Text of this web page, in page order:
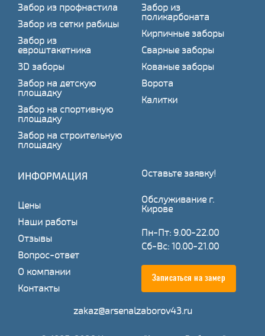
Забор из профнастила
Забор из сетки рабицы
Забор из
евроштакетника
3D заборы
Забор на детскую
площадку
Забор на спортивную
площадку
Забор на строительную
площадку
Забор из
поликарбоната
Кирпичные заборы
Сварные заборы
Кованые заборы
Ворота
Калитки
ИНФОРМАЦИЯ
Цены
Наши работы
Отзывы
Вопрос-ответ
О компании
Контакты
Оставьте заявку!
Обслуживание г.
Кирове
Пн-Пт: 9.00-22.00
Сб-Вс: 10.00-21.00
Записаться на замер
zakaz@arsenalzaborov43.ru